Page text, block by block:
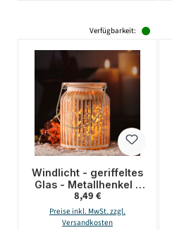
Verfügbarkeit:
Windlicht - geriffeltes
Glas - Metallhenkel -
H: 14,5cm - weiß,
kupfer
Regulärer Preis:
8,49 €
Preise inkl. MwSt. zzgl.
Versandkosten